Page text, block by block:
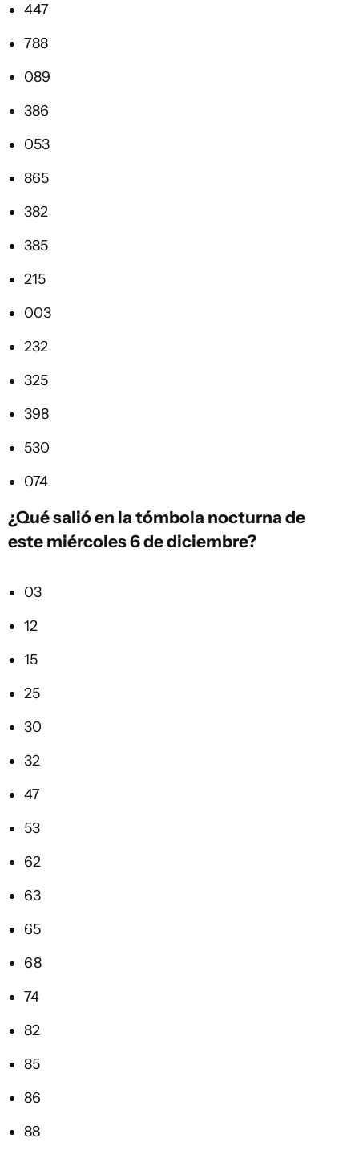
447
788
089
386
053
865
382
385
215
003
232
325
398
530
074
¿Qué salió en la tómbola nocturna de
este miércoles 6 de diciembre?
03
12
15
25
30
32
47
53
62
63
65
68
74
82
85
86
88